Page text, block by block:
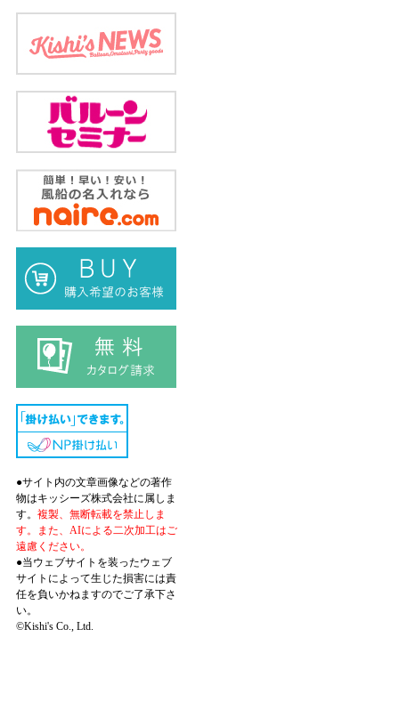
●サイト内の文章画像などの著作
物はキッシーズ株式会社に属しま
す。 複製、無断転載を禁止しま
す。また、AIによる二次加工はご
遠慮ください。
●当ウェブサイトを装ったウェブ
サイトによって生じた損害には責
任を負いかねますのでご了承下さ
い。
©Kishi's Co., Ltd.